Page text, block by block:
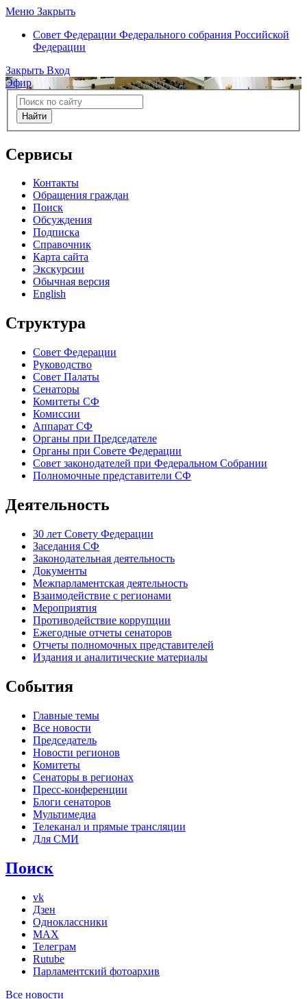
Меню Закрыть
Совет Федерации Федерального собрания Российской
Федерации
Закрыть Вход
Эфир
Найти
Сервисы
Контакты
Обращения граждан
Поиск
Обсуждения
Подписка
Справочник
Карта сайта
Экскурсии
Обычная версия
English
Структура
Совет Федерации
Руководство
Совет Палаты
Сенаторы
Комитеты СФ
Комиссии
Аппарат СФ
Органы при Председателе
Органы при Совете Федерации
Совет законодателей при Федеральном Собрании
Полномочные представители СФ
Деятельность
30 лет Совету Федерации
Заседания СФ
Законодательная деятельность
Документы
Межпарламентская деятельность
Взаимодействие с регионами
Мероприятия
Противодействие коррупции
Ежегодные отчеты сенаторов
Отчеты полномочных представителей
Издания и аналитические материалы
События
Главные темы
Все новости
Председатель
Новости регионов
Комитеты
Сенаторы в регионах
Пресс-конференции
Блоги сенаторов
Мультимедиа
Телеканал и прямые трансляции
Для СМИ
Поиск
vk
Дзен
Одноклассники
MAX
Телеграм
Rutube
Парламентский фотоархив
Все новости